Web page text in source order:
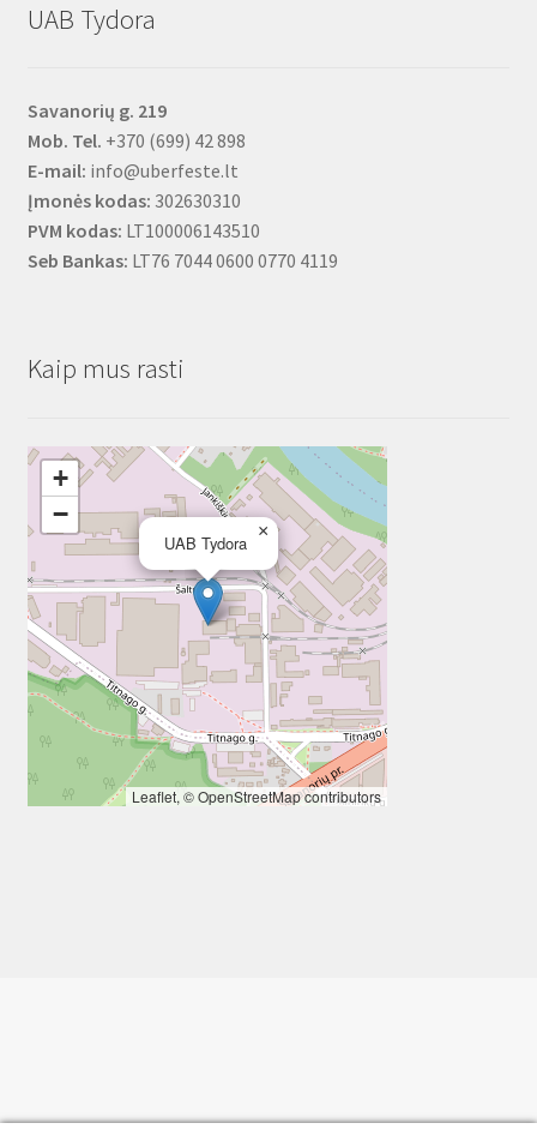
UAB Tydora
Savanorių g. 219
Mob. Tel. +370 (699) 42 898
E-mail: info@uberfeste.lt
Įmonės kodas: 302630310
PVM kodas: LT100006143510
Seb Bankas: LT76 7044 0600 0770 4119
Kaip mus rasti
UAB Tydora
×
+
−
Leaflet, ©OpenStreetMapcontributors